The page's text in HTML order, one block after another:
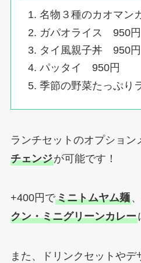
名物３種のカオマン
ガパオライス 950円
タイ風親子丼 950円
パッタイ 950円
季節の野菜たっぷ
ランチセットのオプション
チェンジが可能です！
+400円でミニトムヤム麺
クン・ミニグリーンカレー
また、ドリンクセットやデ